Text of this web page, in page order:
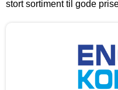
stort sortiment til gode